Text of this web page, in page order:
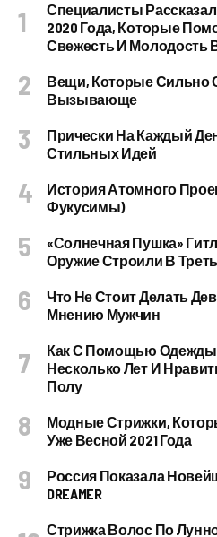
Специалисты
2020 Года, Которые
Свежесть И Молодость
Вещи, Которые Сильно
Вызывающе
Прически На Каждый
Стильных Идей
История Атомного
Фукусимы)
«Солнечная Пушка»
Оружие Строили В
Что Не Стоит Делать
Мнению Мужчин
Как С Помощью
Несколько Лет И
Полу
Модные Стрижки,
Уже Весной 2021 Года
Россия Показала
DREAMER
Стрижка Волос По